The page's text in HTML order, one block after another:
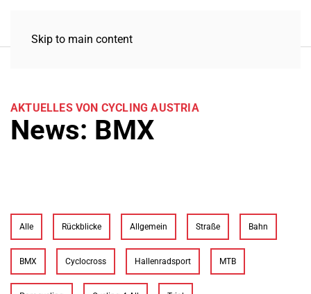
Skip to main content
AKTUELLES VON CYCLING AUSTRIA
News: BMX
Alle Rückblicke Allgemein Straße Bahn
BMX Cyclocross Hallenradsport MTB